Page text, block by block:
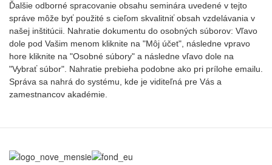
Ďalšie odborné spracovanie obsahu seminára uvedené v tejto
správe môže byť použité s cieľom skvalitniť obsah vzdelávania v
našej inštitúcii. Nahratie dokumentu do osobných súborov: Vľavo
dole pod Vašim menom kliknite na "Môj účet", následne vpravo
hore kliknite na "Osobné súbory" a následne vľavo dole na
"Vybrať súbor". Nahratie prebieha podobne ako pri prílohe emailu.
Správa sa nahrá do systému, kde je viditeľná pre Vás a
zamestnancov akadémie.